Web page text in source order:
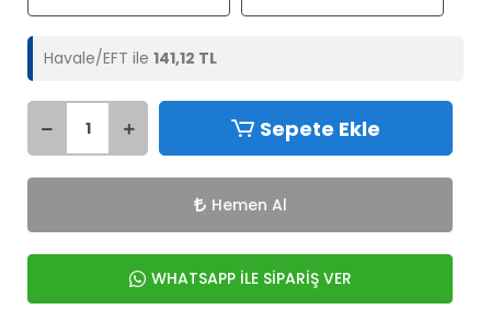
Havale/EFT ile 141,12 TL
Sepete Ekle
Hemen Al
WHATSAPP İLE SİPARİŞ VER